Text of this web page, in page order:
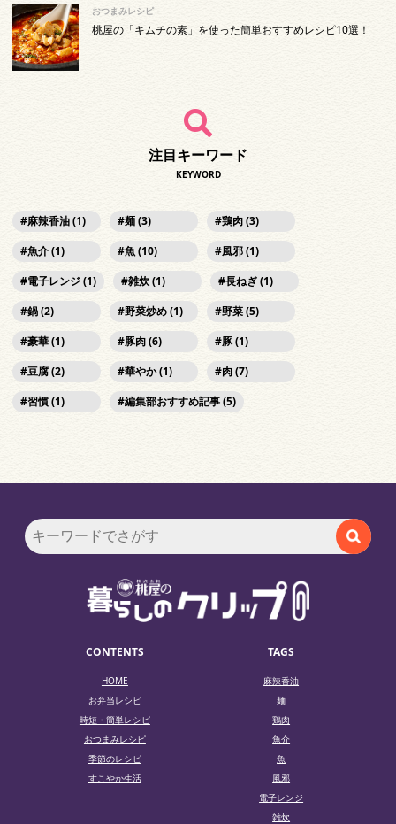
おつまみレシピ
桃屋の「キムチの素」を使った簡単おすすめレシピ10選！
注目キーワード
KEYWORD
麻辣香油 (1) 麺 (3)
鶏肉 (3)
魚介 (1)
魚 (10)
風邪 (1)
電子レンジ (1)
雑炊 (1)
長ねぎ (1)
鍋 (2)
野菜炒め (1)
野菜 (5)
豪華 (1)
豚肉 (6)
豚 (1)
豆腐 (2)
華やか (1)
肉 (7)
習慣 (1)
編集部おすすめ記事 (5)
CONTENTS
HOME
お弁当レシピ
時短・簡単レシピ
おつまみレシピ
季節のレシピ
すこやか生活
TAGS
麻辣香油
麺
鶏肉
魚介
魚
風邪
電子レンジ
雑炊